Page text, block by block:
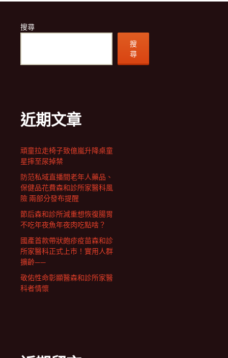
搜尋
搜
尋
近期文章
頑童拉走椅子致億嵐升降桌童
星摔至尿掉禁
防范私域直播間老年人藥品、
保健品花費森和診所家醫科風
險 兩部分發布提醒
節后森和診所減重想恢復腸胃
不吃年夜魚年夜肉吃點啥？
國產首款帶狀皰疹疫苗森和診
所家醫科正式上市！實用人群
擴齡——
敬佑性命彰顯醫森和診所家醫
科者情懷